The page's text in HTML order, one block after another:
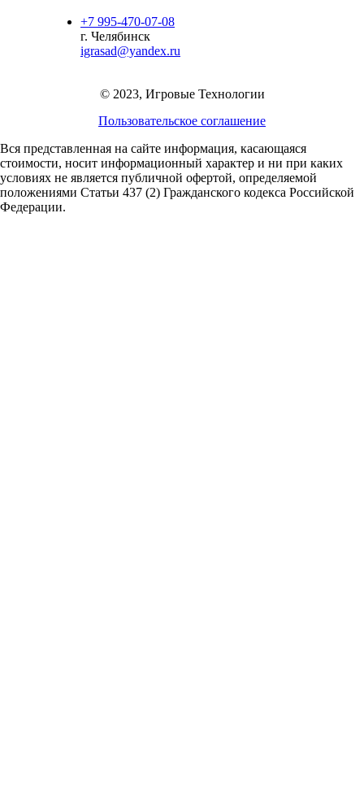
+7 995-470-07-08
г. Челябинск
igrasad@yandex.ru
© 2023, Игровые Технологии
Пользовательское соглашение
Вся представленная на сайте информация, касающаяся
стоимости, носит информационный характер и ни при каких
условиях не является публичной офертой, определяемой
положениями Статьи 437 (2) Гражданского кодекса Российской
Федерации.